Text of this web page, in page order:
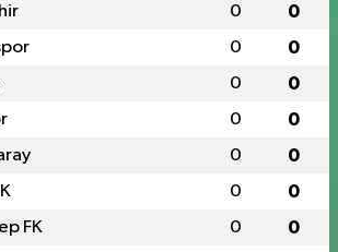
0 0
0 0
0 0
0 0
0 0
0 0
FK 0 0